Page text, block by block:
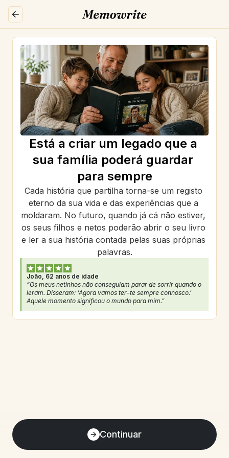
Está a criar um legado que a
sua família poderá guardar
para sempre
Cada história que partilha torna-se um registo
eterno da sua vida e das experiências que a
moldaram. No futuro, quando já cá não estiver,
os seus filhos e netos poderão abrir o seu livro
e ler a sua história contada pelas suas próprias
palavras.
João, 62 anos de idade
“Os meus netinhos não conseguiam parar de sorrir quando o
leram. Disseram: ‘Agora vamos ter-te sempre connosco.’
Aquele momento significou o mundo para mim.”
Continuar